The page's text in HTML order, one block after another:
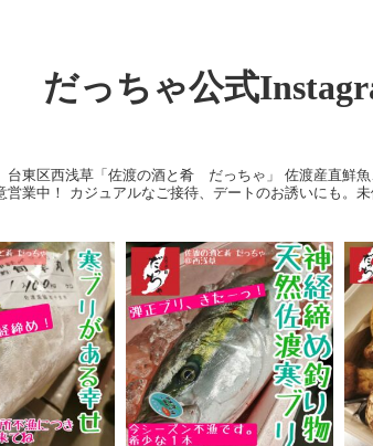
だっちゃ公式
台東区西浅草「佐渡の酒と肴 だっちゃ」
佐渡産直鮮
営業中！
カジュアルなご接待、デートのお誘いにも。